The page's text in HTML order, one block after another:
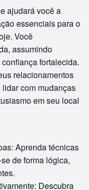
ajudará você a
essenciais para o
Você
assumindo
fortalecida.
relacionamentos
com mudanças
em seu local
Aprenda técnicas
de forma lógica,
Descubra